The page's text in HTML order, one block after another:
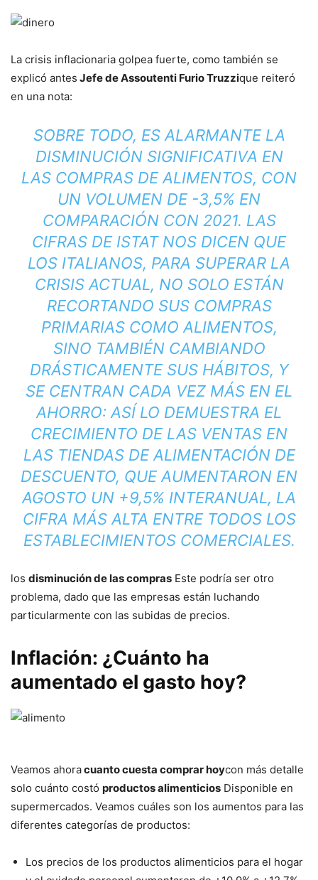
La crisis inflacionaria golpea fuerte, como también se
explicó antes Jefe de Assoutenti Furio Truzzique reiteró
en una nota:
SOBRE TODO, ES ALARMANTE LA
DISMINUCIÓN SIGNIFICATIVA EN
LAS COMPRAS DE ALIMENTOS, CON
UN VOLUMEN DE -3,5% EN
COMPARACIÓN CON 2021. LAS
CIFRAS DE ISTAT NOS DICEN QUE
LOS ITALIANOS, PARA SUPERAR LA
CRISIS ACTUAL, NO SOLO ESTÁN
RECORTANDO SUS COMPRAS
PRIMARIAS COMO ALIMENTOS,
SINO TAMBIÉN CAMBIANDO
DRÁSTICAMENTE SUS HÁBITOS, Y
SE CENTRAN CADA VEZ MÁS EN EL
AHORRO: ASÍ LO DEMUESTRA EL
CRECIMIENTO DE LAS VENTAS EN
LAS TIENDAS DE ALIMENTACIÓN DE
DESCUENTO, QUE AUMENTARON EN
AGOSTO UN +9,5% INTERANUAL, LA
CIFRA MÁS ALTA ENTRE TODOS LOS
ESTABLECIMIENTOS COMERCIALES.
los disminución de las compras Este podría ser otro
problema, dado que las empresas están luchando
particularmente con las subidas de precios.
Inflación: ¿Cuánto ha
aumentado el gasto hoy?
Veamos ahoracuanto cuesta comprar hoycon más detalle
solo cuánto costó productos alimenticios Disponible en
supermercados. Veamos cuáles son los aumentos para las
diferentes categorías de productos:
Los precios de los productos alimenticios para el hogar